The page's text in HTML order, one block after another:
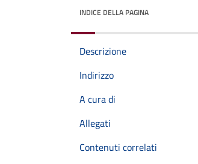
INDICE DELLA PAGINA
Descrizione
Indirizzo
A cura di
Allegati
Contenuti correlati